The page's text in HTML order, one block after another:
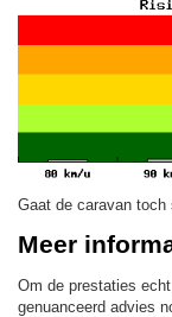
Gaat de caravan toch
Meer
Om de prestaties
genuanceerd advies